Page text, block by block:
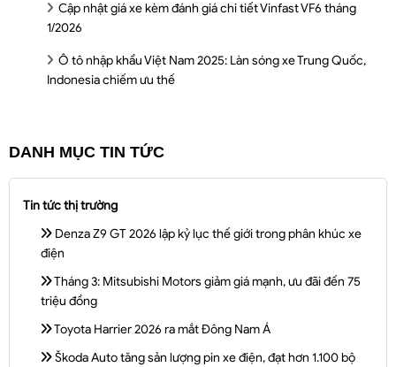
Cập nhật giá xe kèm đánh giá chi tiết Vinfast VF6 tháng
1/2026
Ô tô nhập khẩu Việt Nam 2025: Làn sóng xe Trung Quốc,
Indonesia chiếm ưu thế
DANH MỤC TIN TỨC
Tin tức thị trường
Denza Z9 GT 2026 lập kỷ lục thế giới trong phân khúc xe
điện
Tháng 3: Mitsubishi Motors giảm giá mạnh, ưu đãi đến 75
triệu đồng
Toyota Harrier 2026 ra mắt Đông Nam Á
Škoda Auto tăng sản lượng pin xe điện, đạt hơn 1.100 bộ